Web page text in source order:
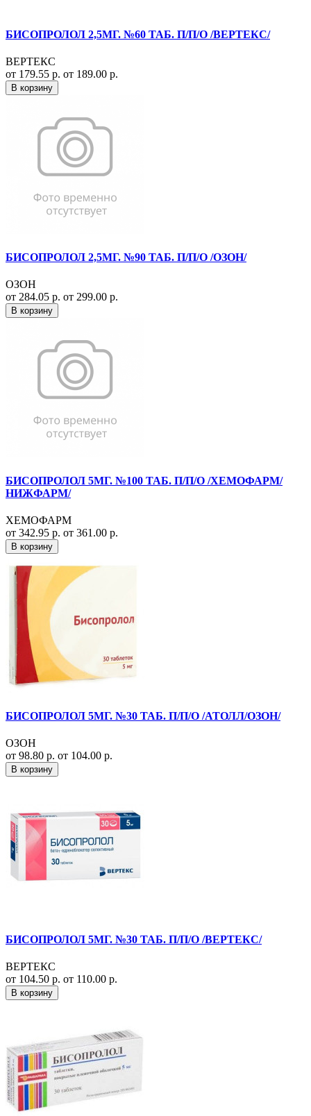
БИСОПРОЛОЛ 2,5МГ. №60 ТАБ. П/П/О /ВЕРТЕКС/
ВЕРТЕКС
от 179.55 р. от 189.00 р.
В корзину
БИСОПРОЛОЛ 2,5МГ. №90 ТАБ. П/П/О /ОЗОН/
ОЗОН
от 284.05 р. от 299.00 р.
В корзину
БИСОПРОЛОЛ 5МГ. №100 ТАБ. П/П/О /ХЕМОФАРМ/
НИЖФАРМ/
ХЕМОФАРМ
от 342.95 р. от 361.00 р.
В корзину
БИСОПРОЛОЛ 5МГ. №30 ТАБ. П/П/О /АТОЛЛ/ОЗОН/
ОЗОН
от 98.80 р. от 104.00 р.
В корзину
БИСОПРОЛОЛ 5МГ. №30 ТАБ. П/П/О /ВЕРТЕКС/
ВЕРТЕКС
от 104.50 р. от 110.00 р.
В корзину